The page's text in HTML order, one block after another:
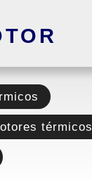
térmicos